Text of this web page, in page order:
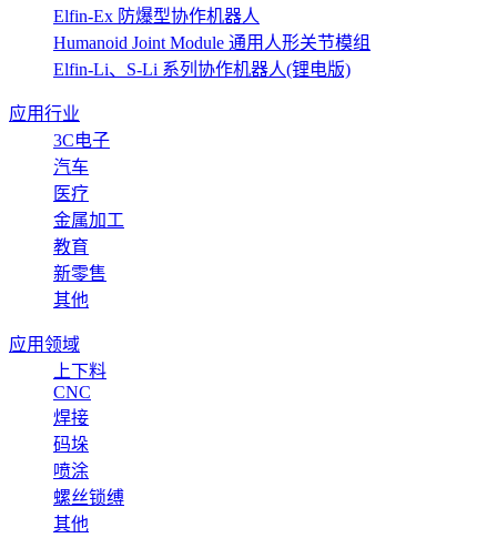
Elfin-Ex 防爆型协作机器人
Humanoid Joint Module 通用人形关节模组
Elfin-Li、S-Li 系列协作机器人(锂电版)
应用行业
3C电子
汽车
医疗
金属加工
教育
新零售
其他
应用领域
上下料
CNC
焊接
码垛
喷涂
螺丝锁缚
其他